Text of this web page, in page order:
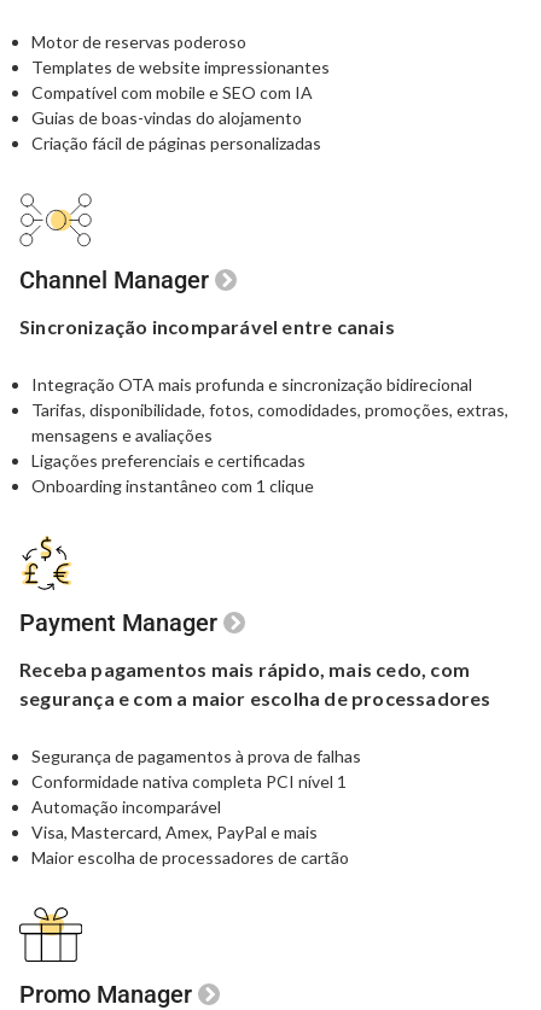
Motor de reservas poderoso
Templates de website impressionantes
Compatível com mobile e SEO com IA
Guias de boas-vindas do alojamento
Criação fácil de páginas personalizadas
Channel Manager
Sincronização incomparável entre canais
Integração OTA mais profunda e sincronização bidirecional
Tarifas, disponibilidade, fotos, comodidades, promoções, extras,
mensagens e avaliações
Ligações preferenciais e certificadas
Onboarding instantâneo com 1 clique
Payment Manager
Receba pagamentos mais rápido, mais cedo, com
segurança e com a maior escolha de processadores
Segurança de pagamentos à prova de falhas
Conformidade nativa completa PCI nível 1
Automação incomparável
Visa, Mastercard, Amex, PayPal e mais
Maior escolha de processadores de cartão
Promo Manager